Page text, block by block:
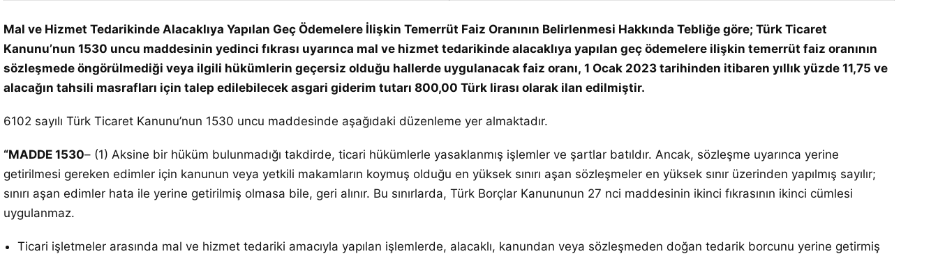
Mal ve Hizmet Tedarikinde Alacaklıya Yapılan Geç Ödemelere İlişkin Temerrüt Faiz Oranının Belirlenmesi Hakkında Tebliğe göre; Türk Ticaret
Kanunu’nun 1530 uncu maddesinin yedinci fıkrası uyarınca mal ve hizmet tedarikinde alacaklıya yapılan geç ödemelere ilişkin temerrüt faiz oranının
sözleşmede öngörülmediği veya ilgili hükümlerin geçersiz olduğu hallerde uygulanacak faiz oranı, 1 Ocak 2023 tarihinden itibaren yıllık yüzde 11,75 ve
alacağın tahsili masrafları için talep edilebilecek asgari giderim tutarı 800,00 Türk lirası olarak ilan edilmiştir.
6102 sayılı Türk Ticaret Kanunu’nun 1530 uncu maddesinde aşağıdaki düzenleme yer almaktadır.
“MADDE 1530– (1) Aksine bir hüküm bulunmadığı takdirde, ticari hükümlerle yasaklanmış işlemler ve şartlar batıldır. Ancak, sözleşme uyarınca yerine
getirilmesi gereken edimler için kanunun veya yetkili makamların koymuş olduğu en yüksek sınırı aşan sözleşmeler en yüksek sınır üzerinden yapılmış sayılır;
sınırı aşan edimler hata ile yerine getirilmiş olmasa bile, geri alınır. Bu sınırlarda, Türk Borçlar Kanununun 27 nci maddesinin ikinci fıkrasının ikinci cümlesi
uygulanmaz.
Ticari işletmeler arasında mal ve hizmet tedariki amacıyla yapılan işlemlerde, alacaklı, kanundan veya sözleşmeden doğan tedarik borcunu yerine getirmiş